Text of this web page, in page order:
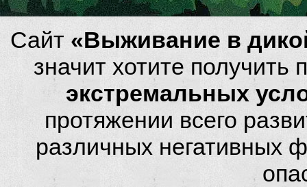
Сайт «Выживание в
значит хотите
экстремальных
протяжении всего
различных негативных